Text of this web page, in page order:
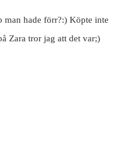
man hade förr?:) Köpte inte
Zara tror jag att det var;)